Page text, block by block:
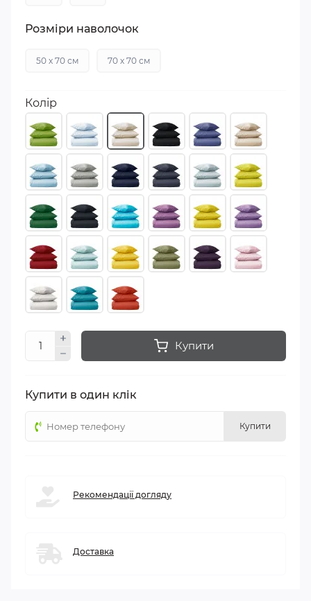
Розміри наволочок
50 х 70 см 70 х 70 см
Колір
Купити
Купити в один клік
Купити
Рекомендації догляду
Доставка